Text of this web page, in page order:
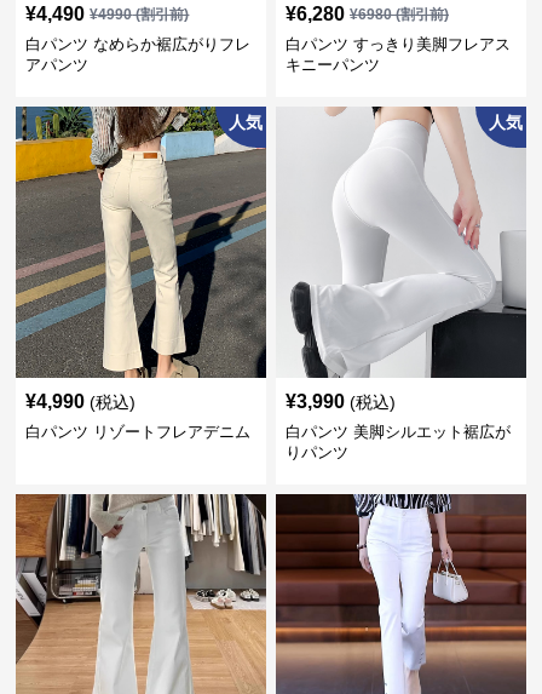
¥4,490 ¥4990(割引前)
白パンツ なめらか裾広がりフレ
アパンツ
¥6,280 ¥6980(割引前)
白パンツ すっきり美脚フレアス
キニーパンツ
人気
¥4,990 (税込)
白パンツ リゾートフレアデニム
人気
¥3,990 (税込)
白パンツ 美脚シルエット裾広が
りパンツ